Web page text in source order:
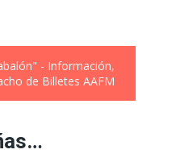
- Información,
de Billetes AAFM